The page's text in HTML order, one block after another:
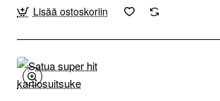
Lisää ostoskoriin